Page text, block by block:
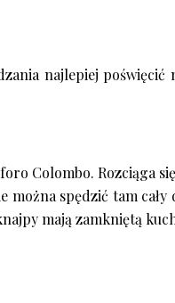
najlepiej
Colombo. Rozciąga
spędzić tam
mają zamkniętą